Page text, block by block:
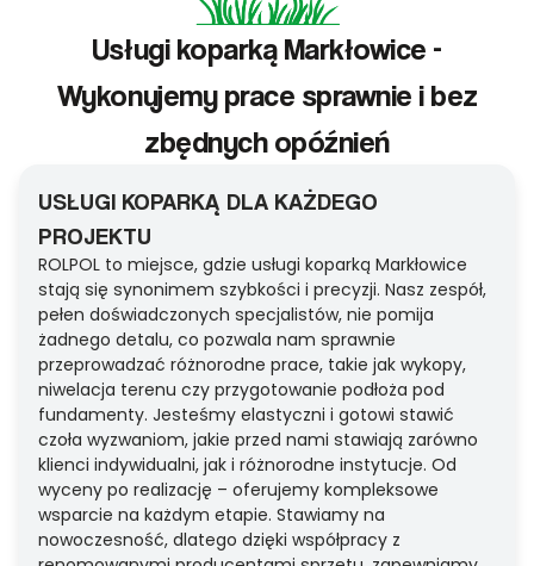
Usługi koparką Markłowice -
Wykonujemy prace sprawnie i bez
zbędnych opóźnień
USŁUGI KOPARKĄ DLA KAŻDEGO
PROJEKTU
ROLPOL to miejsce, gdzie usługi koparką Markłowice
stają się synonimem szybkości i precyzji. Nasz zespół,
pełen doświadczonych specjalistów, nie pomija
żadnego detalu, co pozwala nam sprawnie
przeprowadzać różnorodne prace, takie jak wykopy,
niwelacja terenu czy przygotowanie podłoża pod
fundamenty. Jesteśmy elastyczni i gotowi stawić
czoła wyzwaniom, jakie przed nami stawiają zarówno
klienci indywidualni, jak i różnorodne instytucje. Od
wyceny po realizację – oferujemy kompleksowe
wsparcie na każdym etapie. Stawiamy na
nowoczesność, dlatego dzięki współpracy z